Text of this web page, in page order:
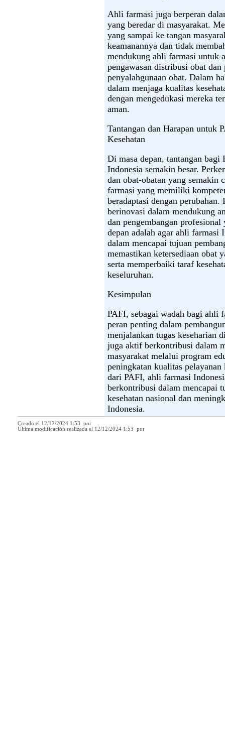
Ahli farmasi juga berperan
yang beredar di masyarakat.
yang sampai ke tangan
keamanannya dan tidak
mendukung ahli farmasi untuk
pengawasan distribusi obat
penyalahgunaan obat. Dalam
dalam menjaga kualitas
dengan mengedukasi mereka
aman.
Tantangan dan Harapan untuk
Kesehatan
Di masa depan, tantangan
Indonesia semakin besar.
dan obat-obatan yang semakin
farmasi yang memiliki
beradaptasi dengan
berinovasi dalam mendukung
dan pengembangan
depan adalah agar ahli farmasi
dalam mencapai tujuan
memastikan ketersediaan obat
serta memperbaiki taraf
keseluruhan.
Kesimpulan
PAFI, sebagai wadah bagi ahli
peran penting dalam
menjalankan tugas keseharian
juga aktif berkontribusi dalam
masyarakat melalui program
peningkatan kualitas
dari PAFI, ahli farmasi
berkontribusi dalam mencapai
kesehatan nasional dan
Indonesia.
Creado el 12/12/2024 1:53 por
Última modificación realizada el 12/12/2024 1:53 por